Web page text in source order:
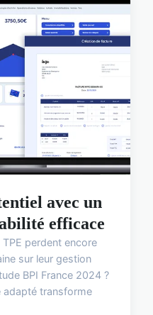
avec un
efficace
perdent encore
sur leur gestion
BPI France 2024 ?
adapté transforme